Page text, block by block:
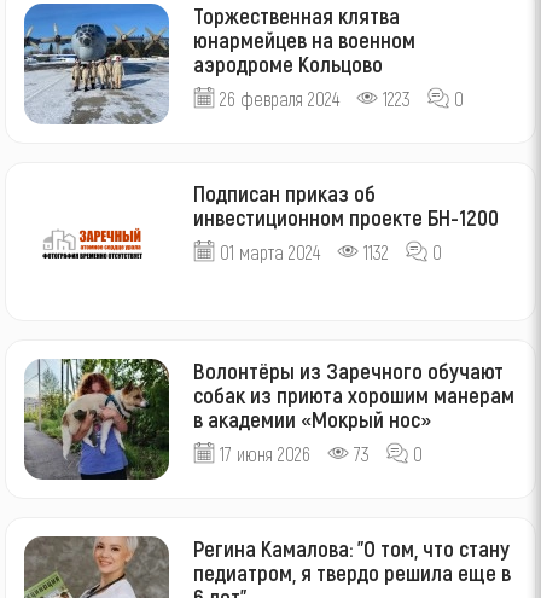
Торжественная клятва
юнармейцев на военном
аэродроме Кольцово
26 февраля 2024 1223 0
Подписан приказ об
инвестиционном проекте БН-1200
01 марта 2024 1132 0
Волонтёры из Заречного обучают
собак из приюта хорошим манерам
в академии «Мокрый нос»
17 июня 2026 73 0
Регина Камалова: "О том, что стану
педиатром, я твердо решила еще в